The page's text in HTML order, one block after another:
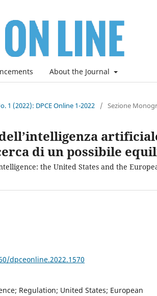
About the Journal
1 (2022): DPCE Online 1-2022 / Sezione
di un possibile
the United States and the
dpceonline.2022.1570
Regulation; United States; European